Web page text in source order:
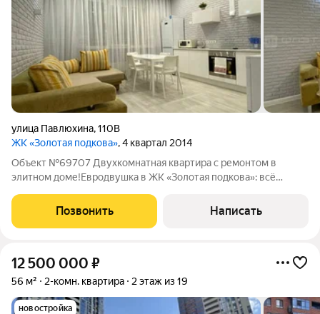
улица Павлюхина,110В
ЖК «Золотая подкова», 4 квартал 2014
Объект №69707 Двухкомнатная квартира с ремонтом в
элитном доме!Евродвушка в ЖК «Золотая подкова»: всё
евродвухкомнатная квартира в современном жилом
комплексе «Золотая подкова» (г. Казань,
Позвонить Написать
12 500 000 ₽
56 м² 2-комн. квартира 2 этаж из 19
новостройка